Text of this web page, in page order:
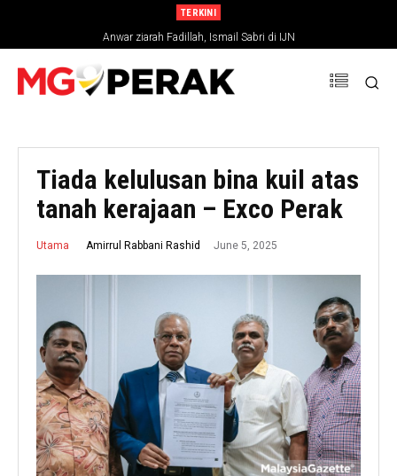
TERKINI
Anwar ziarah Fadillah, Ismail Sabri di IJN
Tiada kelulusan bina kuil atas
tanah kerajaan – Exco Perak
Utama Amirrul Rabbani Rashid June 5, 2025